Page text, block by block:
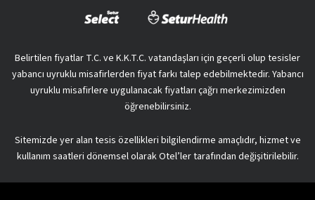
Belirtilen fiyatlar T.C. ve K.K.T.C. vatandaşları için geçerli olup tesisler
yabancı uyruklu misafirlerden fiyat farkı talep edebilmektedir. Yabancı
uyruklu misafirlere uygulanacak fiyatları çağrı merkezimizden
öğrenebilirsiniz.
Sitemizde yer alan tesis özellikleri bilgilendirme amaçlıdır, hizmet ve
kullanım saatleri dönemsel olarak Otel’ler tarafından değişitirilebilir.